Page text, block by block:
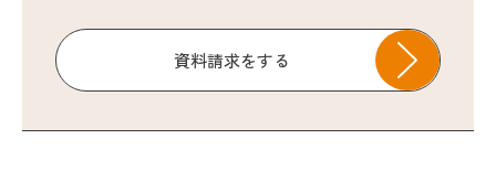
資料請求をする